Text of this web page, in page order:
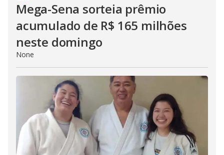
Mega-Sena sorteia prêmio
acumulado de R$ 165 milhões
neste domingo
None